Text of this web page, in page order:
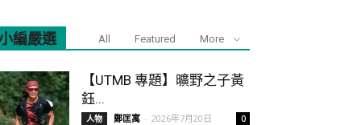
編嚴選 All Featured More
【UTMB 專題】曠野之子黃
鈺...
人物 鄭匡寓 - 2026年7月20日 0